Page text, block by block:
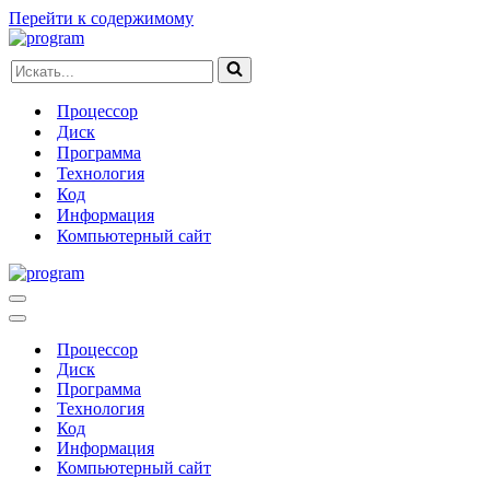
Перейти к содержимому
Искать...
Процессор
Диск
Программа
Технология
Код
Информация
Компьютерный сайт
Меню
навигации
Меню
навигацииПроцессор
Диск
Программа
Технология
Код
Информация
Компьютерный сайт